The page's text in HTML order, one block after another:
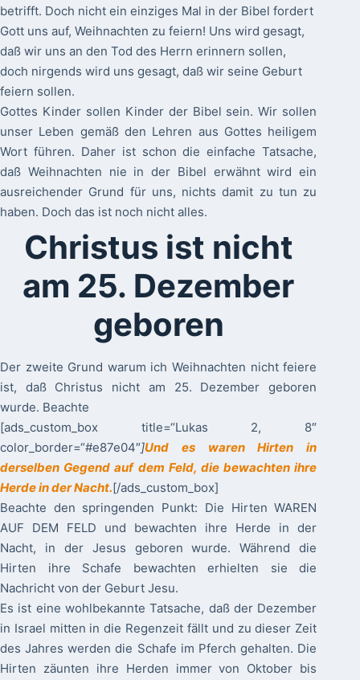
betrifft. Doch nicht ein einziges Mal in der Bibel fordert
Gott uns auf, Weihnachten zu feiern! Uns wird gesagt,
daß wir uns an den Tod des Herrn erinnern sollen,
doch nirgends wird uns gesagt, daß wir seine Geburt
feiern sollen.
Gottes Kinder sollen Kinder der Bibel sein. Wir sollen
unser Leben gemäß den Lehren aus Gottes heiligem
Wort führen. Daher ist schon die einfache Tatsache,
daß Weihnachten nie in der Bibel erwähnt wird ein
ausreichender Grund für uns, nichts damit zu tun zu
haben. Doch das ist noch nicht alles.
Christus ist nicht
am 25. Dezember
geboren
Der zweite Grund warum ich Weihnachten nicht feiere
ist, daß Christus nicht am 25. Dezember geboren
wurde. Beachte
[ads_custom_box title=“Lukas 2, 8″
color_border=“#e87e04″]Und es waren Hirten in
derselben Gegend auf dem Feld, die bewachten ihre
Herde in der Nacht.[/ads_custom_box]
Beachte den springenden Punkt: Die Hirten WAREN
AUF DEM FELD und bewachten ihre Herde in der
Nacht, in der Jesus geboren wurde. Während die
Hirten ihre Schafe bewachten erhielten sie die
Nachricht von der Geburt Jesu.
Es ist eine wohlbekannte Tatsache, daß der Dezember
in Israel mitten in die Regenzeit fällt und zu dieser Zeit
des Jahres werden die Schafe im Pferch gehalten. Die
Hirten zäunten ihre Herden immer von Oktober bis